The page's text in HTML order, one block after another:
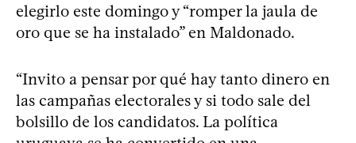
elegirlo este domingo y “romper la jaula de
oro que se ha instalado” en Maldonado.
“Invito a pensar por qué hay tanto dinero en
las campañas electorales y si todo sale del
bolsillo de los candidatos. La política